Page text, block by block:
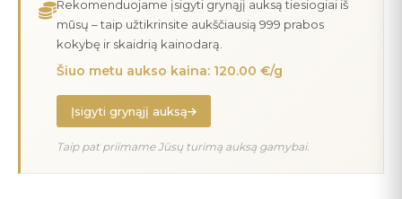
Rekomenduojame įsigyti grynąjį auksą tiesiogiai iš
mūsų – taip užtikrinsite aukščiausią 999 prabos
kokybę ir skaidrią kainodarą.
Šiuo metu aukso kaina: 120.00 €/g
Įsigyti grynąjį auksą
Taip pat priimame Jūsų turimą auksą gamybai.